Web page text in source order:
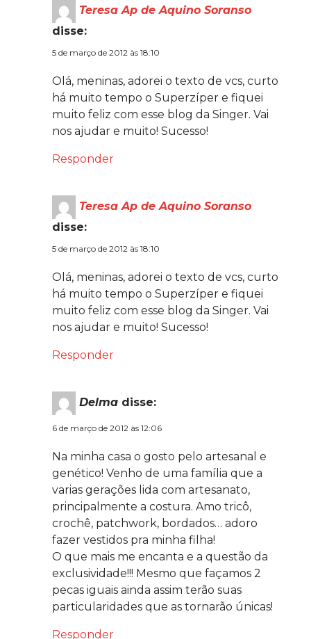
Teresa Ap de Aquino Soranso
disse:
5 de março de 2012 às 18:10
Olá, meninas, adorei o texto de vcs, curto
há muito tempo o Superzíper e fiquei
muito feliz com esse blog da Singer. Vai
nos ajudar e muito! Sucesso!
Responder
Teresa Ap de Aquino Soranso
disse:
5 de março de 2012 às 18:10
Olá, meninas, adorei o texto de vcs, curto
há muito tempo o Superzíper e fiquei
muito feliz com esse blog da Singer. Vai
nos ajudar e muito! Sucesso!
Responder
Delma disse:
6 de março de 2012 às 12:06
Na minha casa o gosto pelo artesanal e
genético! Venho de uma família que a
varias gerações lida com artesanato,
principalmente a costura. Amo tricô,
crochê, patchwork, bordados… adoro
fazer vestidos pra minha filha!
O que mais me encanta e a questão da
exclusividade!!! Mesmo que façamos 2
pecas iguais ainda assim terão suas
particularidades que as tornarão únicas!
Responder